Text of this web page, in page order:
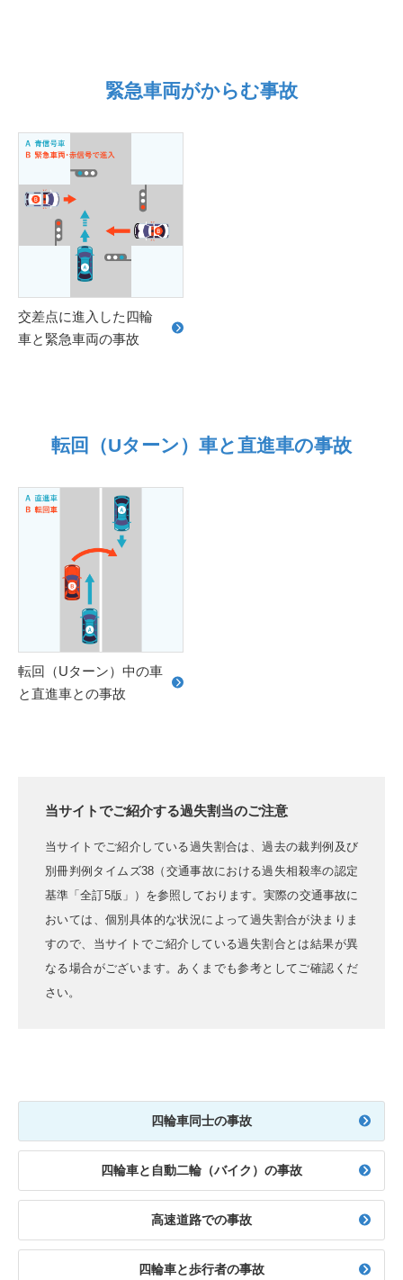
緊急車両がからむ事故
交差点に進入した四輪
車と緊急車両の事故
転回（Uターン）車と直進車の事故
転回（Uターン）中の車
と直進車との事故
当サイトでご紹介する過失割当のご注意
当サイトでご紹介している過失割合は、過去の裁判例及び
別冊判例タイムズ38（交通事故における過失相殺率の認定
基準「全訂5版」）を参照しております。実際の交通事故に
おいては、個別具体的な状況によって過失割合が決まりま
すので、当サイトでご紹介している過失割合とは結果が異
なる場合がございます。あくまでも参考としてご確認くだ
さい。
四輪車同士の事故
四輪車と自動二輪（バイク）の事故
高速道路での事故
四輪車と歩行者の事故